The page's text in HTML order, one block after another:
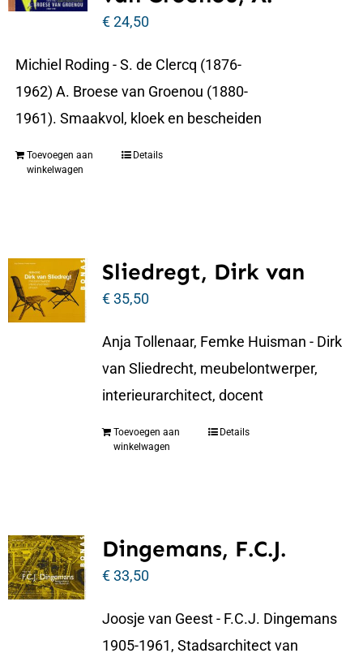
€24,50
Michiel Roding - S. de Clercq (1876-
1962) A. Broese van Groenou (1880-
1961). Smaakvol, kloek en bescheiden
Toevoegen aan
winkelwagen
Details
Sliedregt, Dirk van
€35,50
Anja Tollenaar, Femke Huisman - Dirk
van Sliedrecht, meubelontwerper,
interieurarchitect, docent
Toevoegen aan
winkelwagen
Details
Dingemans, F.C.J.
€33,50
Joosje van Geest - F.C.J. Dingemans
1905-1961, Stadsarchitect van